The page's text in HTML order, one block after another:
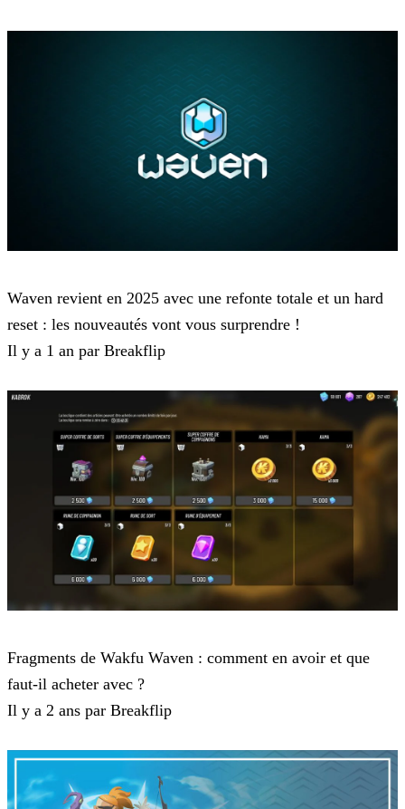
Waven revient en 2025 avec une refonte totale et un hard
reset : les nouveautés vont vous surprendre !
Il y a 1 an par Breakflip
Fragments de Wakfu Waven : comment en avoir et que
faut-il acheter avec ?
Il y a 2 ans par Breakflip